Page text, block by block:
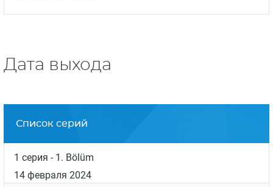
Дата выхода
Список серий
1 серия - 1. Bölüm
14 февраля 2024